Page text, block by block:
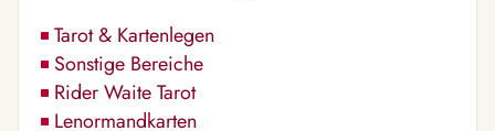
Tarot & Kartenlegen
Sonstige Bereiche
Rider Waite Tarot
Lenormandkarten